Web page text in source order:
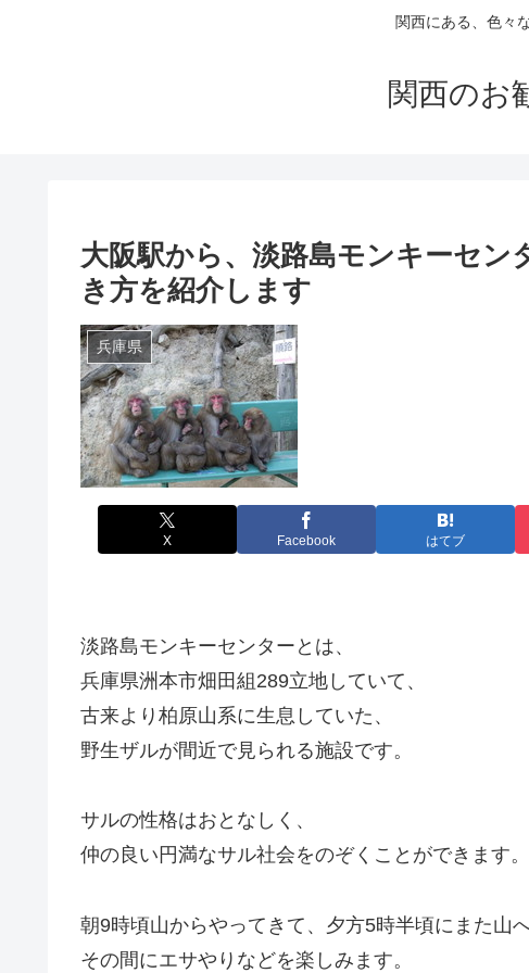
関西にある、色々
関西のお
大阪駅から、淡路島モンキーセ
き方を紹介します
兵庫県
X Facebook はてブ
淡路島モンキーセンターとは、
兵庫県洲本市畑田組289立地していて、
古来より柏原山系に生息していた、
野生ザルが間近で見られる施設です。
サルの性格はおとなしく、
仲の良い円満なサル社会をのぞくことができます。
朝9時頃山からやってきて、夕方5時半頃にまた山
その間にエサやりなどを楽しみます。